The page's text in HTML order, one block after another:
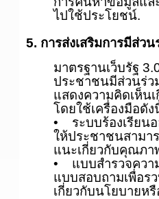
ไปใช้ประโยชน์.
5. การส่งเสริมการมีส่ว
มาตรฐานเว็บรัฐ
ประชาชนมีส่วนร่ว
แสดงความคิดเห็น
โดยใช้เครื่องมือดัง
• ระบบร้องเรียน
ให้ประชาชนสามา
แนะเกี่ยวกับคุณภา
• แบบสำรวจควา
แบบสอบถามเพื่อร
เกี่ยวกับนโยบายห